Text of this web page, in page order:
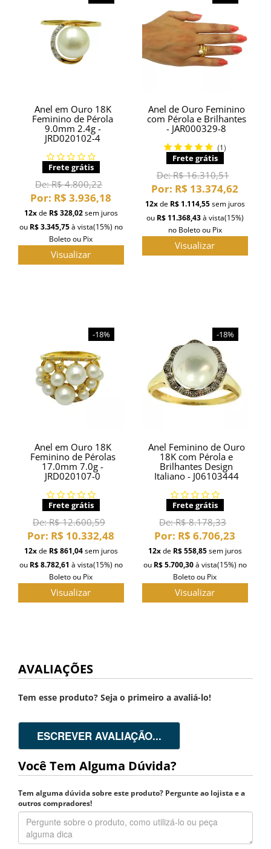
Anel em Ouro 18K
Feminino de Pérola
9.0mm 2.4g -
JRD020102-4
Frete grátis
De:R$ 4.800,22
Por: R$ 3.936,18
12xde R$ 328,02sem juros
ou R$ 3.345,75à vista(15%) no
Boleto ou Pix
Visualizar
Anel de Ouro Feminino
com Pérola e Brilhantes
- JAR000329-8
(1)
Frete grátis
De:R$ 16.310,51
Por: R$ 13.374,62
12xde R$ 1.114,55sem juros
ou R$ 11.368,43à vista(15%)
no Boleto ou Pix
Visualizar
-18%
Anel em Ouro 18K
Feminino de Pérolas
17.0mm 7.0g -
JRD020107-0
Frete grátis
De:R$ 12.600,59
Por: R$ 10.332,48
12xde R$ 861,04sem juros
ou R$ 8.782,61 à vista(15%) no
Boleto ou Pix
Visualizar
-18%
Anel Feminino de Ouro
18K com Pérola e
Brilhantes Design
Italiano - J06103444
Frete grátis
De:R$ 8.178,33
Por: R$ 6.706,23
12xde R$ 558,85sem juros
ou R$ 5.700,30à vista(15%) no
Boleto ou Pix
Visualizar
AVALIAÇÕES
Tem esse produto? Seja o primeiro a avaliá-lo!
ESCREVER AVALIAÇÃO...
Você Tem Alguma Dúvida?
Tem alguma dúvida sobre este produto? Pergunte ao lojista e a
outros compradores!